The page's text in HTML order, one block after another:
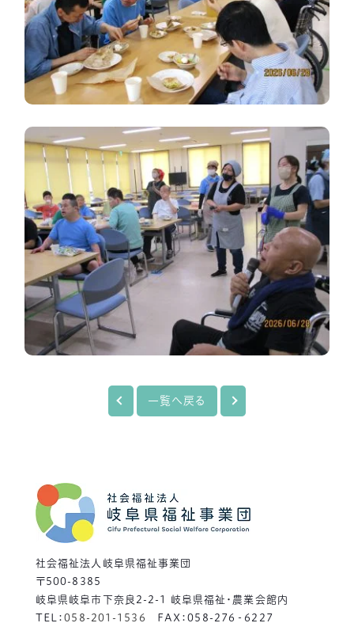
一覧へ戻る
社会福祉法人岐阜県福祉事業団
〒500-8385
岐阜県岐阜市下奈良2-2-1 岐阜県福祉・農業会館内
TEL：058-201-1536 FAX：058-276‐6227